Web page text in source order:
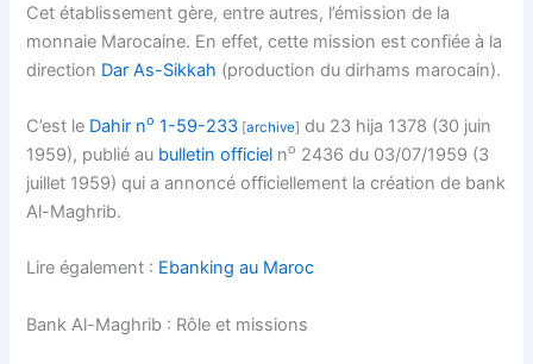
Cet établissement gère, entre autres, l’émission de la
monnaie Marocaine. En effet, cette mission est confiée à la
direction Dar As-Sikkah (production du dirhams marocain).
C’est le Dahir no 1-59-233 [archive] du 23 hija 1378 (30 juin
1959), publié au bulletin officiel no 2436 du 03/07/1959 (3
juillet 1959) qui a annoncé officiellement la création de bank
Al-Maghrib.
Lire également : Ebanking au Maroc
Bank Al-Maghrib : Rôle et missions